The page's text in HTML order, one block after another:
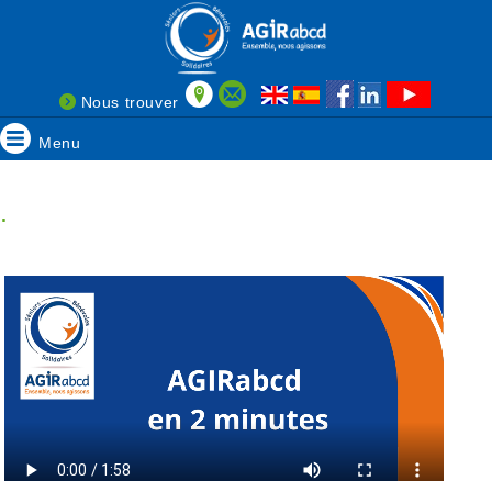
Nous trouver
Menu
.